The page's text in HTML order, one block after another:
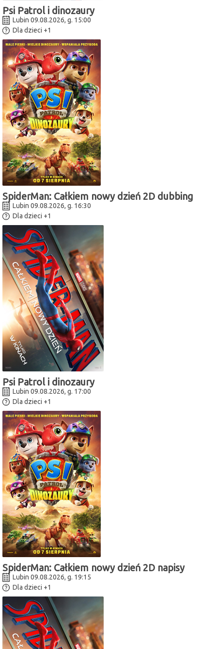
Psi Patrol i dinozaury
Lubin 09.08.2026, g. 15:00
Dla dzieci +1
SpiderMan: Całkiem nowy dzień 2D dubbing
Lubin 09.08.2026, g. 16:30
Dla dzieci +1
Psi Patrol i dinozaury
Lubin 09.08.2026, g. 17:00
Dla dzieci +1
SpiderMan: Całkiem nowy dzień 2D napisy
Lubin 09.08.2026, g. 19:15
Dla dzieci +1